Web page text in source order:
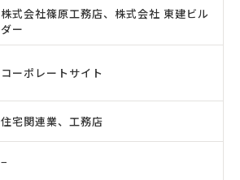
株式会社篠原工務店、株式会社 東建ビル
ダー
コーポレートサイト
住宅関連業、工務店
−